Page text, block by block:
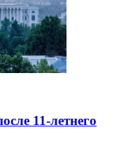
11-летнего